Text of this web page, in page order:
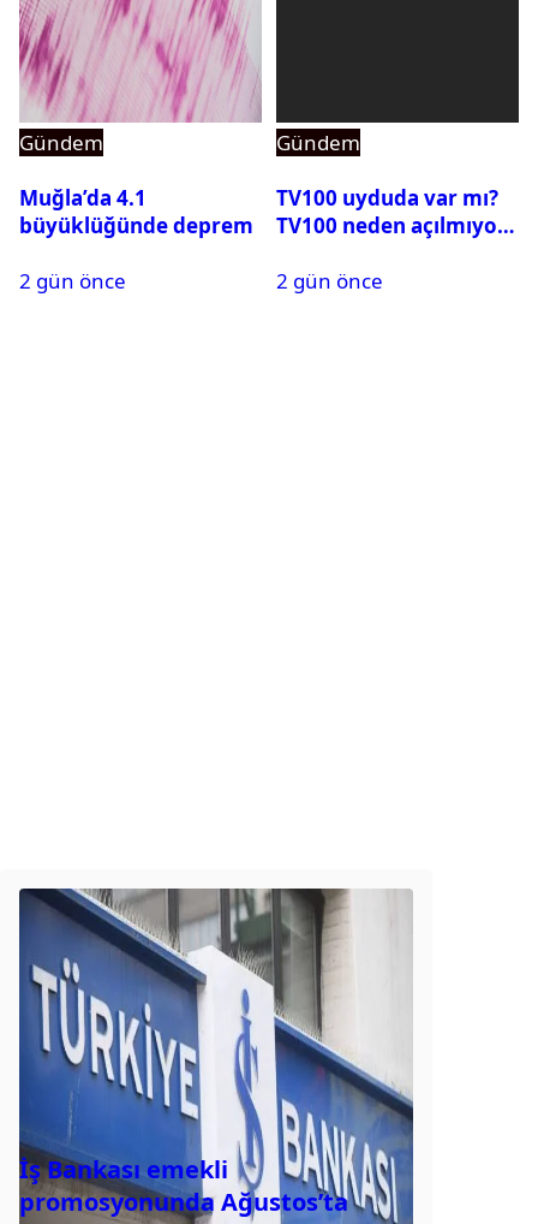
Gündem
Muğla’da 4.1
büyüklüğünde deprem
2 gün önce
Gündem
TV100 uyduda var mı?
TV100 neden açılmıyor?
2 gün önce
İş Bankası emekli
promosyonunda Ağustos’ta